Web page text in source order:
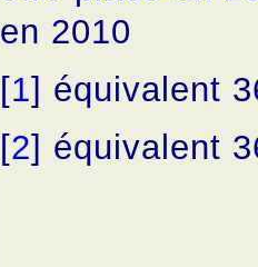
en 2010
[1] équivalent
[2] équivalent